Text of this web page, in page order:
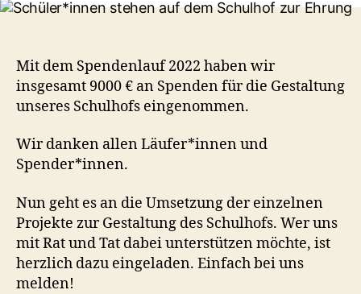
Ergebnis
Mit dem Spendenlauf 2022 haben wir
insgesamt 9000 € an Spenden für die Gestaltung
unseres Schulhofs eingenommen.
Wir danken allen Läufer*innen und
Spender*innen.
Nun geht es an die Umsetzung der einzelnen
Projekte zur Gestaltung des Schulhofs. Wer uns
mit Rat und Tat dabei unterstützen möchte, ist
herzlich dazu eingeladen. Einfach bei uns
melden!